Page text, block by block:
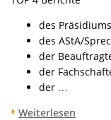
des Präsidiums
des AStA/
der
der
der …
Weiterlesen